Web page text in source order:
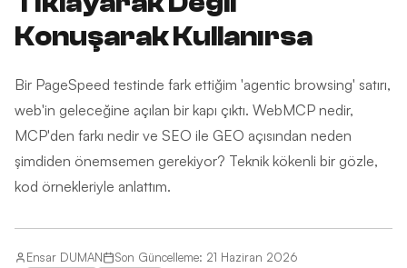
Konuşarak Kullanırsa
Bir PageSpeed testinde fark ettiğim 'agentic browsing' satırı,
web'in geleceğine açılan bir kapı çıktı. WebMCP nedir,
MCP'den farkı nedir ve SEO ile GEO açısından neden
şimdiden önemsemen gerekiyor? Teknik kökenli bir gözle,
kod örnekleriyle anlattım.
Ensar DUMAN Son Güncelleme: 21 Haziran 2026